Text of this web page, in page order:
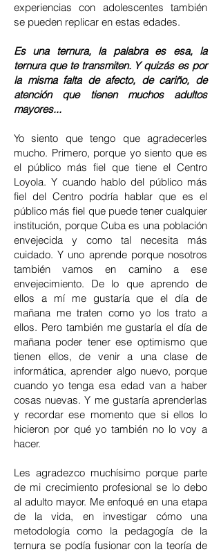
experiencias con adolescentes también
se pueden replicar en estas edades.
Es una ternura, la palabra es esa, la
ternura que te transmiten. Y quizás es por
la misma falta de afecto, de cariño, de
atención que tienen muchos adultos
mayores...
Yo siento que tengo que agradecerles
mucho. Primero, porque yo siento que es
el público más fiel que tiene el Centro
Loyola. Y cuando hablo del público más
fiel del Centro podría hablar que es el
público más fiel que puede tener cualquier
institución, porque Cuba es una población
envejecida y como tal necesita más
cuidado. Y uno aprende porque nosotros
también vamos en camino a ese
envejecimiento. De lo que aprendo de
ellos a mí me gustaría que el día de
mañana me traten como yo los trato a
ellos. Pero también me gustaría el día de
mañana poder tener ese optimismo que
tienen ellos, de venir a una clase de
informática, aprender algo nuevo, porque
cuando yo tenga esa edad van a haber
cosas nuevas. Y me gustaría aprenderlas
y recordar ese momento que si ellos lo
hicieron por qué yo también no lo voy a
hacer.
Les agradezco muchísimo porque parte
de mi crecimiento profesional se lo debo
al adulto mayor. Me enfoqué en una etapa
de la vida, en investigar cómo una
metodología como la pedagogía de la
ternura se podía fusionar con la teoría de